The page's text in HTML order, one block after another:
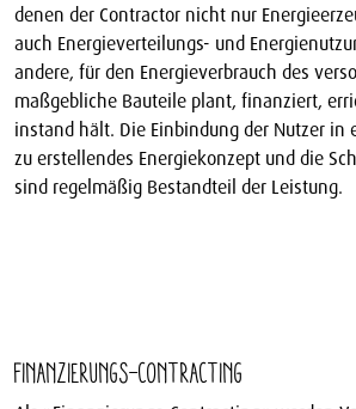
denen der Contractor nicht nur
auch Energieverteilungs- und
andere, für den Energieverbrauch des
maßgebliche Bauteile plant, finanziert,
instand hält. Die Einbindung der Nutzer in
zu erstellendes Energiekonzept und die
sind regelmäßig Bestandteil der Leistung.
Finanzierungs-Contracting